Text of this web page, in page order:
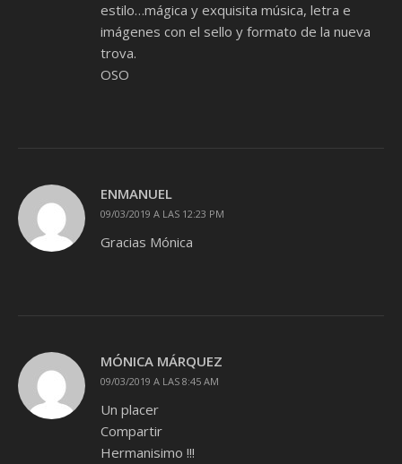
estilo…mágica y exquisita música, letra e
imágenes con el sello y formato de la nueva
trova.
OSO
ENMANUEL
09/03/2019 A LAS 12:23 PM
Gracias Mónica
MÓNICA MÁRQUEZ
09/03/2019 A LAS 8:45 AM
Un placer
Compartir
Hermanisimo !!!